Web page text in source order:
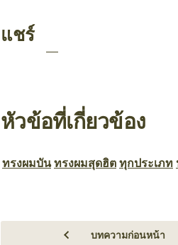
แชร์
หัวข้อที่เกี่ยวข้อง
ทรงผมบัน ทรงผมสุดฮิต ทุกประเภท
บทความก่อนหน้า